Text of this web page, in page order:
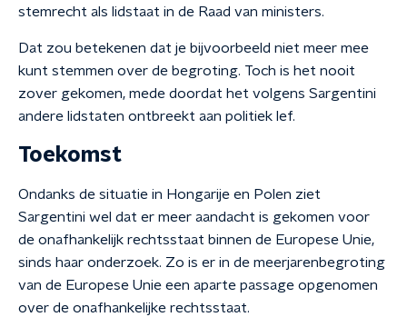
stemrecht als lidstaat in de Raad van ministers.
Dat zou betekenen dat je bijvoorbeeld niet meer mee
kunt stemmen over de begroting. Toch is het nooit
zover gekomen, mede doordat het volgens Sargentini
andere lidstaten ontbreekt aan politiek lef.
Toekomst
Ondanks de situatie in Hongarije en Polen ziet
Sargentini wel dat er meer aandacht is gekomen voor
de onafhankelijk rechtsstaat binnen de Europese Unie,
sinds haar onderzoek. Zo is er in de meerjarenbegroting
van de Europese Unie een aparte passage opgenomen
over de onafhankelijke rechtsstaat.